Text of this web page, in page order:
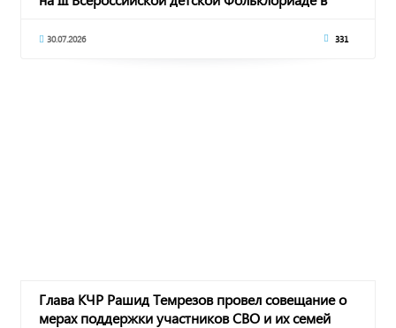
30.07.2026 331
Глава КЧР Рашид Темрезов провел совещание о
мерах поддержки участников СВО и их семей